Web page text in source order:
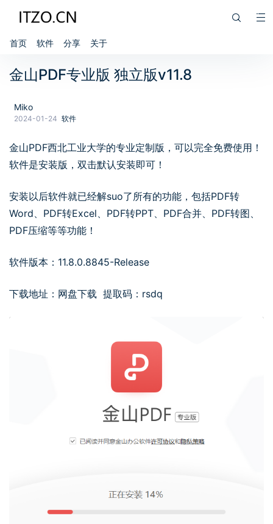
首页 软件 分享 关于
金山PDF专业版 独立版v11.8
Miko
2024-01-24 软件
金山PDF西北工业大学的专业定制版，可以完全免费使用！
软件是安装版，双击默认安装即可！
安装以后软件就已经解suo了所有的功能，包括PDF转
Word、PDF转Excel、PDF转PPT、PDF合并、PDF转图、
PDF压缩等等功能！
软件版本：11.8.0.8845-Release
下载地址： 网盘下载 提取码：rsdq